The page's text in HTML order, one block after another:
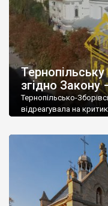
згідно Закону
Тернопільсько-
відреагувала на
«реставрації»
планується
корпусі колишнього
комплексу Катедри.
«реставрація»
(збереження) […]